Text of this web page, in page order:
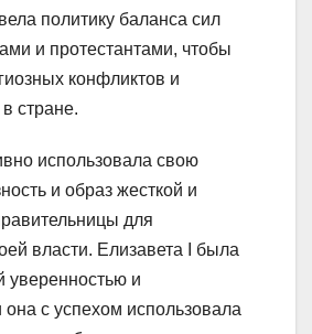
политику баланса сил
и протестантами, чтобы
конфликтов и
стране.
использовала свою
и образ жесткой и
для
власти. Елизавета I была
уверенностью и
с успехом использовала